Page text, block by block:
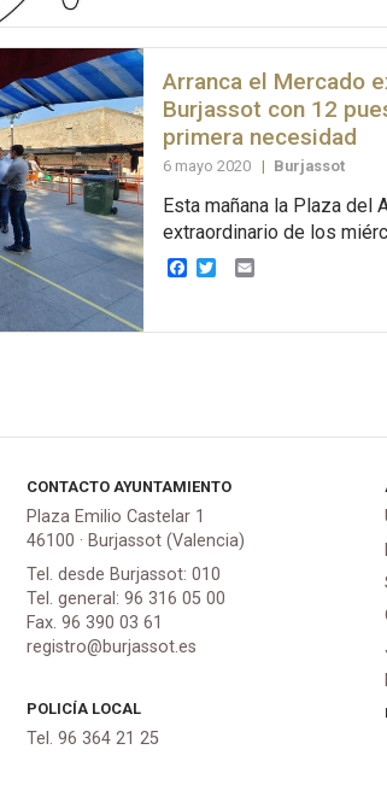
Arranca el Mercado
Burjassot con 12
primera necesidad
6 mayo 2020 | Burjassot
Esta mañana la Plaza del
extraordinario de los
Facebook
TwitterEmail
CONTACTO AYUNTAMIENTO
Plaza Emilio Castelar 1
46100 · Burjassot (Valencia)
Tel. desde Burjassot: 010
Tel. general: 96 316 05 00
Fax. 96 390 03 61
registro@burjassot.es
POLICÍA LOCAL
Tel. 96 364 21 25